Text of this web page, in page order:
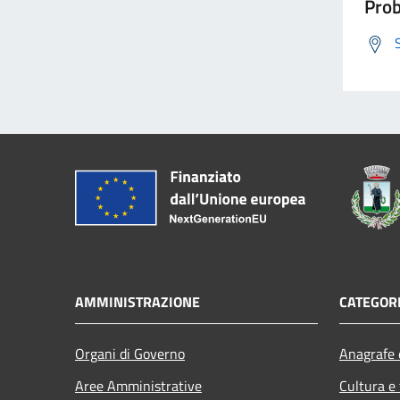
AMMINISTRAZIONE
Organi di Governo
Aree Amministrative
Cultura